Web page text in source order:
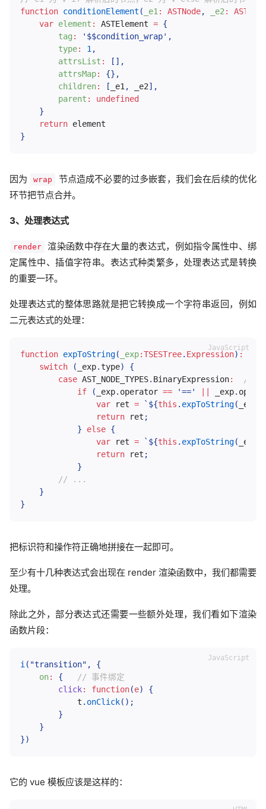
function conditionElement ( _e1 : ASTNode, _e2 :
var element : ASTElement = {
tag : '$$condition_wrap' ,
type: 1 ,
attrsList : [ ] ,
attrsMap: {} ,
children: [ _e1 , _e2] ,
parent :
undefined
}
return
}
因为 wrap
节点造成不必要的过多嵌套，我们会在后续的优化
环节把节点合并。
3、处理表达式
render
渲染函数中存在大量的表达式，例如指令属性中、绑
定属性中、插值字符串。表达式种类繁多，处理表达式是转换
的重要一环。
处理表达式的整体思路就是把它转换成一个字符串返回，例如
二元表达式的处理：
function expToString( _exp:TSESTree. Expression) :
switch
( _exp.type)
{
case AST_NODE_TYPES. BinaryExpression:
//
if
( _exp. operator == '==' _exp.
var ret = ` ${this . expToString( _exp
return ret ;
}
else {
var ret = ` ${this . expToString( _exp
return ret ;
}
// ...
}
}
把标识符和操作符正确地拼接在一起即可。
至少有十几种表达式会出现在 render 渲染函数中，我们都需要
处理。
除此之外，部分表达式还需要一些额外处理，我们看如下渲染
函数片段：
i ( "transition" ,
{
on: {
// 事件绑定
click: function(e)
{
            t
. onClick( ) ;
}
}
})
它的 vue 模板应该是这样的：